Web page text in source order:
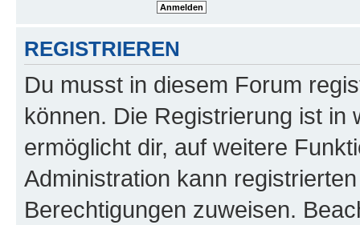
REGISTRIEREN
Du musst in diesem Forum
können. Die Registrierung ist in
ermöglicht dir, auf weitere
Administration kann
Berechtigungen zuweisen.